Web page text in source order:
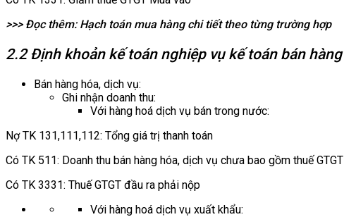
>>> Đọc thêm: Hạch toán mua hàng chi tiết theo từng trường hợp
2.2 Định khoản kế toán nghiệp vụ kế toán bán hàng
Bán hàng hóa, dịch vụ:
Ghi nhận doanh thu:
Với hàng hoá dịch vụ bán trong nước:
Nợ TK 131,111,112: Tổng giá trị thanh toán
Có TK 511: Doanh thu bán hàng hóa, dịch vụ chưa bao gồm thuế GTGT
Có TK 3331: Thuế GTGT đầu ra phải nộp
Với hàng hoá dịch vụ xuất khẩu: